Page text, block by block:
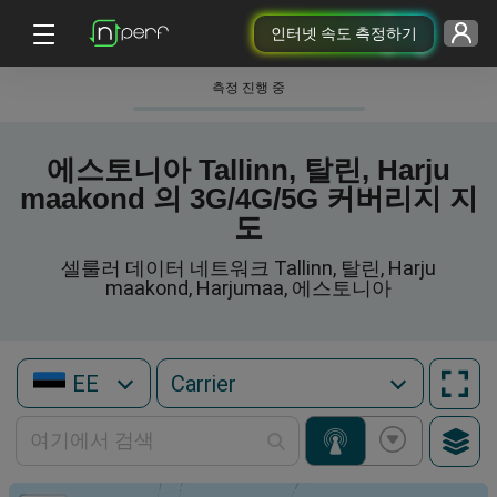
인터넷 속도 측정하기
측정 진행 중
에스토니아 Tallinn, 탈린, Harju
maakond 의 3G/4G/5G 커버리지 지
도
셀룰러 데이터 네트워크 Tallinn, 탈린, Harju
maakond, Harjumaa, 에스토니아
EE